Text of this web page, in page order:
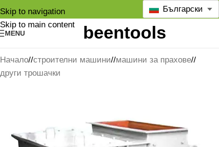
Skip to navigation
Skip to main content
MENU
Български
Начало/ строителни машини/ машини за прахове/
други трошачки